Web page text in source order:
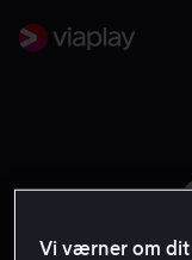
Vi værner om